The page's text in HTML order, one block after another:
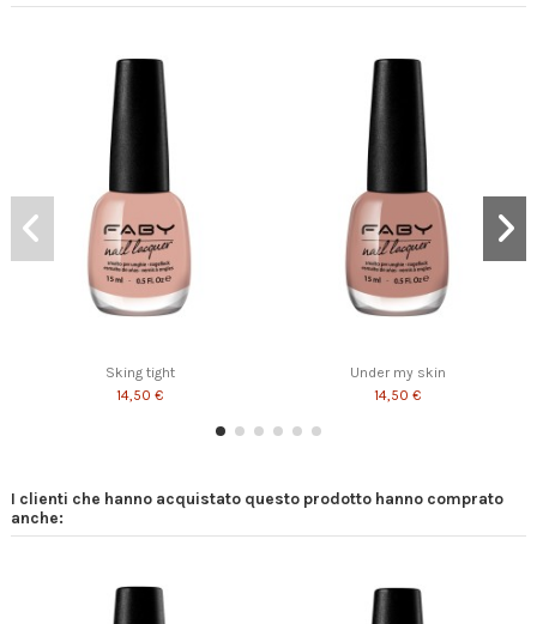
Sking tight
14,50 €
Under my skin
14,50 €
I clienti che hanno acquistato questo prodotto hanno comprato
anche: